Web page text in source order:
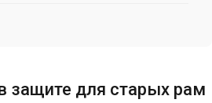
защите для старых рам